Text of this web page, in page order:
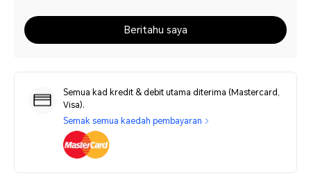
Beritahu saya
Semua kad kredit & debit utama diterima (Mastercard,
Visa).
Semak semua kaedah pembayaran